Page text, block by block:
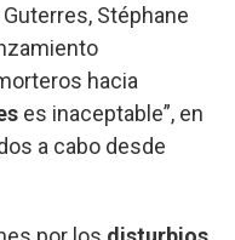
Stéphane
hacia
es inaceptable”, en
a cabo desde